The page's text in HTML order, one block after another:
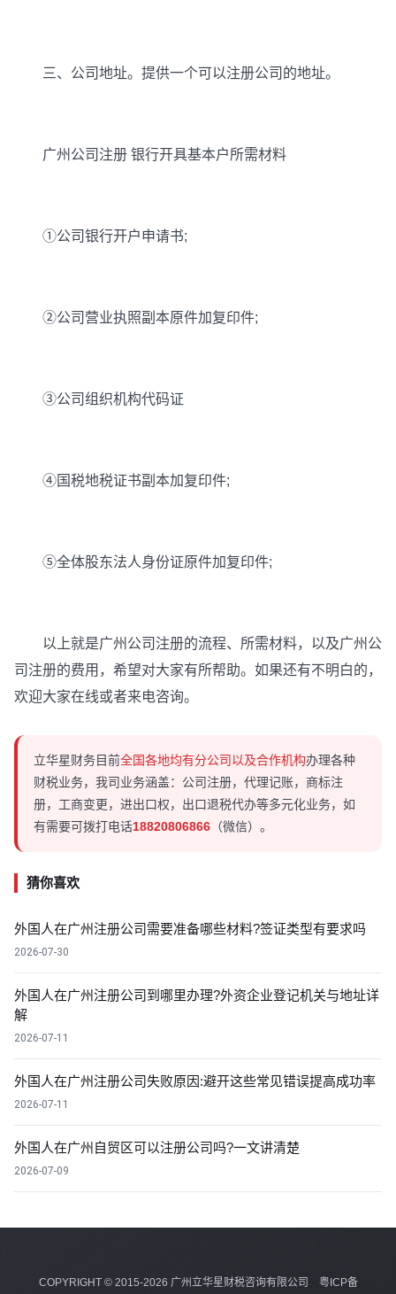
三、公司地址。提供一个可以注册公司的地址。
广州公司注册 银行开具基本户所需材料
①公司银行开户申请书;
②公司营业执照副本原件加复印件;
③公司组织机构代码证
④国税地税证书副本加复印件;
⑤全体股东法人身份证原件加复印件;
以上就是广州公司注册的流程、所需材料，以及广州公
司注册的费用，希望对大家有所帮助。如果还有不明白的，
欢迎大家在线或者来电咨询。
立华星财务目前全国各地均有分公司以及合作机构办理各种
财税业务，我司业务涵盖：公司注册，代理记账，商标注
册，工商变更，进出口权，出口退税代办等多元化业务，如
有需要可拨打电话18820806866 （微信）。
猜你喜欢
外国人在广州注册公司需要准备哪些材料?签证类型有要求吗
2026-07-30
外国人在广州注册公司到哪里办理?外资企业登记机关与地址详
解
2026-07-11
外国人在广州注册公司失败原因:避开这些常见错误提高成功率
2026-07-11
外国人在广州自贸区可以注册公司吗?一文讲清楚
2026-07-09
COPYRIGHT © 2015-2026 广州立华星财税咨询有限公司 粤ICP备